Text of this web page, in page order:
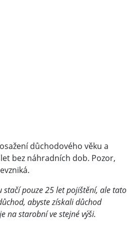
důchodového věku a
bez náhradních dob. Pozor,
stačí pouze 25 let pojištění, ale tato
abyste získali důchod
na starobní ve stejné výši.